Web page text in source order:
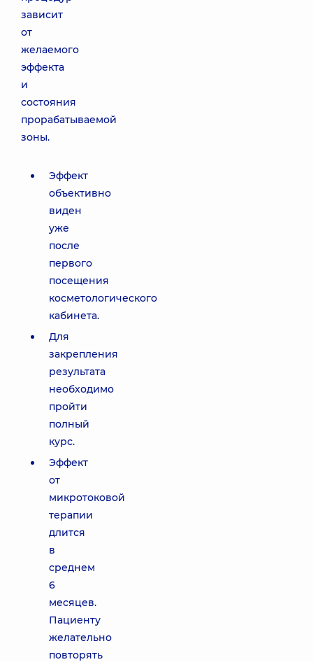
зависит
от
желаемого
эффекта
и
состояния
прорабатываемой
зоны.
Эффект
объективно
виден
уже
после
первого
посещения
косметологического
кабинета.
Для
закрепления
результата
необходимо
пройти
полный
курс.
Эффект
от
микротоковой
терапии
длится
в
среднем
6
месяцев.
Пациенту
желательно
повторять